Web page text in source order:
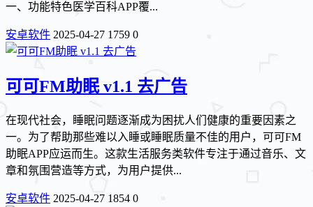
一、功能特色医学百科APP覆...
安卓软件 2025-04-27 1759 0
可可FM助眠 v1.1 去广告
在现代社会，睡眠问题逐渐成为困扰人们健康的重要因素之
一。为了帮助那些难以入睡或睡眠质量不佳的用户，可可FM
助眠APP应运而生。这款生活服务类软件专注于通过音乐、文
章和氛围营造等方式，为用户提供...
安卓软件 2025-04-27 1854 0